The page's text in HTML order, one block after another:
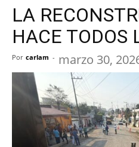
LA
HACE TODOS
Por carlam - marzo 30,